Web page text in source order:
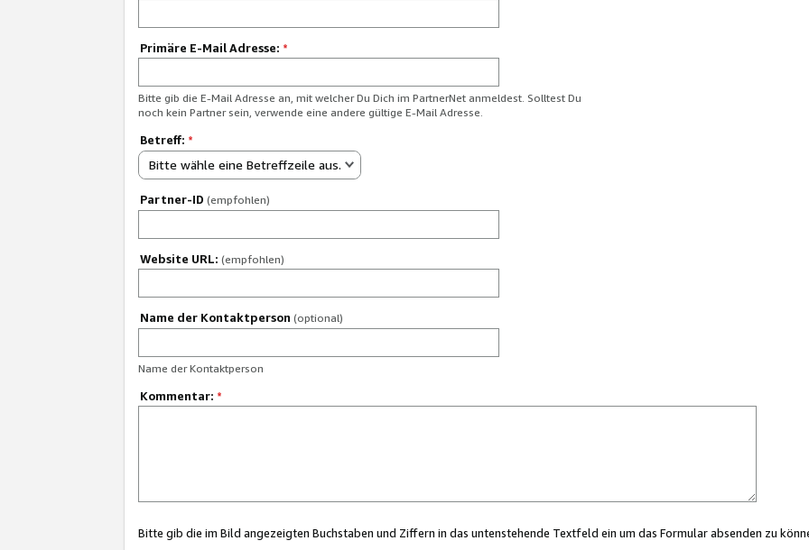
Primäre E-Mail Adresse: *
Bitte gib die E-Mail Adresse an, mit welcher Du Dich im PartnerNet anmeldest. Solltest Du
noch kein Partner sein, verwende eine andere gültige E-Mail Adresse.
Betreff: *
Bitte wähle eine Betreffzeile aus.
Partner-ID (empfohlen)
Website URL: (empfohlen)
Name der Kontaktperson (optional)
Name der Kontaktperson
Kommentar: *
Bitte gib die im Bild angezeigten Buchstaben und Ziffern in das untenstehende Textfeld ein um das Formular absenden zu